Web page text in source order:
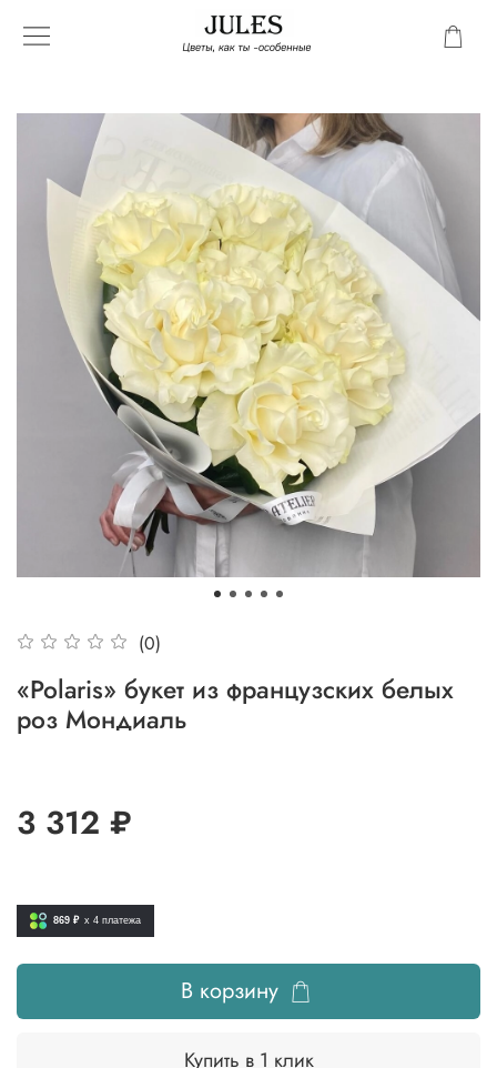
(0)
«Polaris» букет из французских белых
роз Мондиаль
3 312 ₽
869 ₽ x 4 платежа
В корзину
Купить в 1 клик